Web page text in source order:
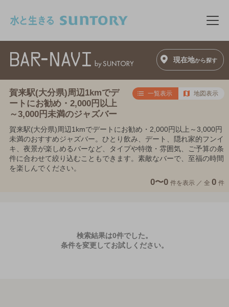
メ
現在地から探す
賀来駅(大分県)周辺1kmでデ
ートにお勧め・2,000円以上
～3,000円未満のジャズバー
一覧表示 地図表示
賀来駅(大分県)周辺1kmでデートにお勧め・2,000円以上～3,000円
未満のおすすめジャズバー。ひとり飲み、デート、隠れ家的フンイ
キ、夜景が楽しめるバーなど、タイプや特徴・雰囲気、ご予算の条
件に合わせて絞り込むこともできます。素敵なバーで、至福の時間
を楽しんでください。
0〜0 件を表示 ／ 全 0 件
検索結果は0件でした。
条件を変更してお試しください。